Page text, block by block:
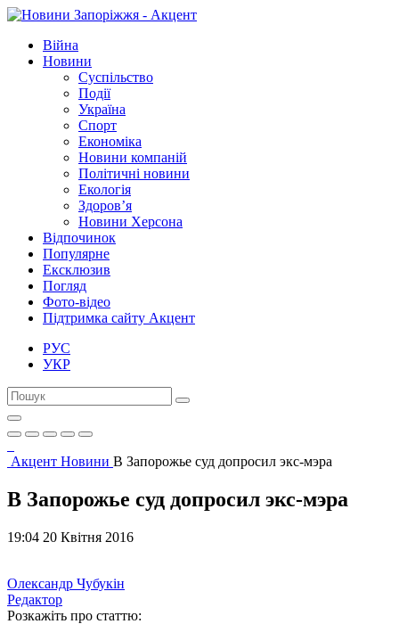
Війна
Новини
Суспільство
Події
Україна
Спорт
Економіка
Новини компаній
Політичні новини
Екологія
Здоров’я
Новини Херсона
Відпочинок
Популярне
Ексклюзив
Погляд
Фото-відео
Підтримка сайту Акцент
РУС
УКР
Акцент Новини В Запорожье суд допросил экс-мэра
В Запорожье суд допросил экс-мэра
19:04 20 Квітня 2016
Олександр Чубукін
Редактор
Розкажіть про статтю: